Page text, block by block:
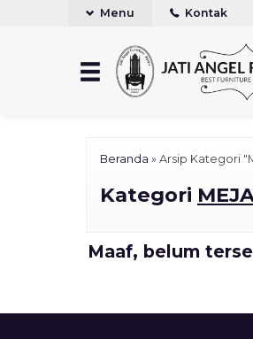
Menu Kontak
Beranda » Arsip Kategori
Kategori
Maaf, belum